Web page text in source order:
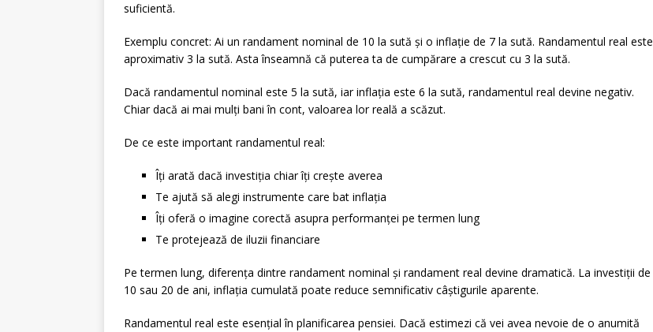
suficientă.
Exemplu concret: Ai un randament nominal de 10 la sută și o inflație de 7 la sută. Randamentul real este
aproximativ 3 la sută. Asta înseamnă că puterea ta de cumpărare a crescut cu 3 la sută.
Dacă randamentul nominal este 5 la sută, iar inflația este 6 la sută, randamentul real devine negativ.
Chiar dacă ai mai mulți bani în cont, valoarea lor reală a scăzut.
De ce este important randamentul real:
Îți arată dacă investiția chiar îți crește averea
Te ajută să alegi instrumente care bat inflația
Îți oferă o imagine corectă asupra performanței pe termen lung
Te protejează de iluzii financiare
Pe termen lung, diferența dintre randament nominal și randament real devine dramatică. La investiții de
10 sau 20 de ani, inflația cumulată poate reduce semnificativ câștigurile aparente.
Randamentul real este esențial în planificarea pensiei. Dacă estimezi că vei avea nevoie de o anumită